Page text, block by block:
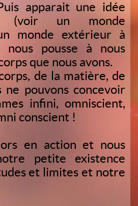
apparait une idée
(voir un monde
monde extérieur à
pousse à nous
que nous avons.
de la matière, de
ne pouvons concevoir
infini, omniscient,
conscient !
en action et nous
petite existence
et limites et notre